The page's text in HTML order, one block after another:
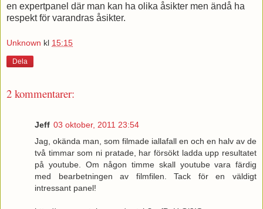
en expertpanel där man kan ha olika åsikter men ändå ha
respekt för varandras åsikter.
Unknown kl 15:15
Dela
2 kommentarer:
Jeff 03 oktober, 2011 23:54
Jag, okända man, som filmade iallafall en och en halv av de
två timmar som ni pratade, har försökt ladda upp resultatet
på youtube. Om någon timme skall youtube vara färdig
med bearbetningen av filmfilen. Tack för en väldigt
intressant panel!